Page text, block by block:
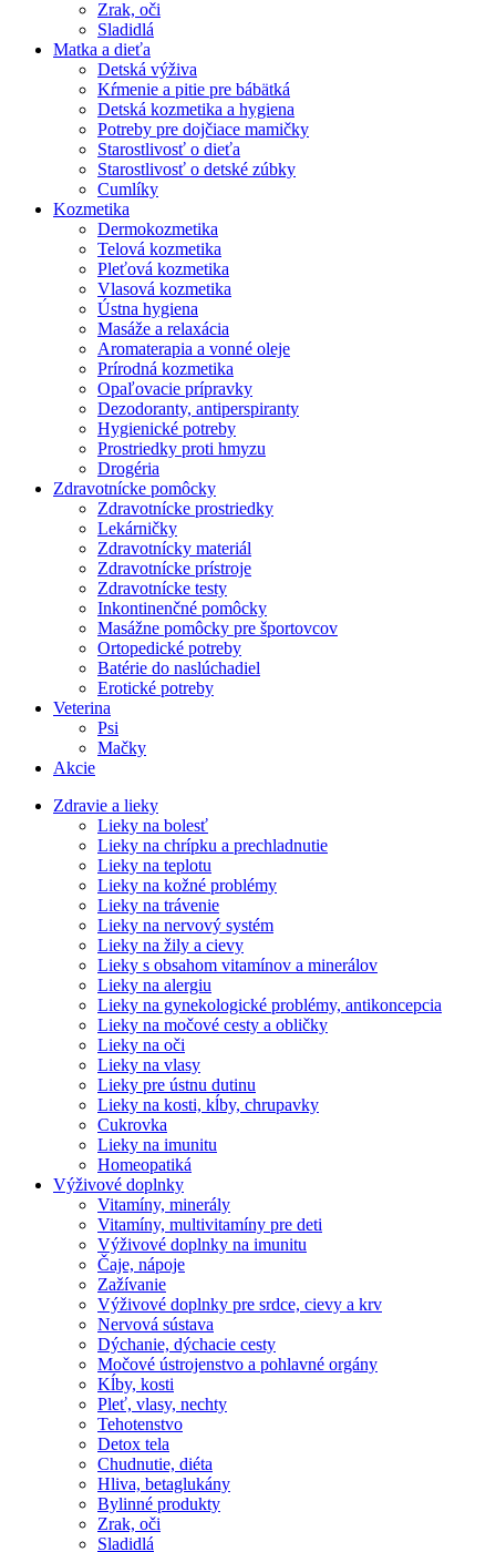
Zrak, oči
Sladidlá
Matka a dieťa
Detská výživa
Kŕmenie a pitie pre bábätká
Detská kozmetika a hygiena
Potreby pre dojčiace mamičky
Starostlivosť o dieťa
Starostlivosť o detské zúbky
Cumlíky
Kozmetika
Dermokozmetika
Telová kozmetika
Pleťová kozmetika
Vlasová kozmetika
Ústna hygiena
Masáže a relaxácia
Aromaterapia a vonné oleje
Prírodná kozmetika
Opaľovacie prípravky
Dezodoranty, antiperspiranty
Hygienické potreby
Prostriedky proti hmyzu
Drogéria
Zdravotnícke pomôcky
Zdravotnícke prostriedky
Lekárničky
Zdravotnícky materiál
Zdravotnícke prístroje
Zdravotnícke testy
Inkontinenčné pomôcky
Masážne pomôcky pre športovcov
Ortopedické potreby
Batérie do naslúchadiel
Erotické potreby
Veterina
Psi
Mačky
Akcie
Zdravie a lieky
Lieky na bolesť
Lieky na chrípku a prechladnutie
Lieky na teplotu
Lieky na kožné problémy
Lieky na trávenie
Lieky na nervový systém
Lieky na žily a cievy
Lieky s obsahom vitamínov a minerálov
Lieky na alergiu
Lieky na gynekologické problémy, antikoncepcia
Lieky na močové cesty a obličky
Lieky na oči
Lieky na vlasy
Lieky pre ústnu dutinu
Lieky na kosti, kĺby, chrupavky
Cukrovka
Lieky na imunitu
Homeopatiká
Výživové doplnky
Vitamíny, minerály
Vitamíny, multivitamíny pre deti
Výživové doplnky na imunitu
Čaje, nápoje
Zažívanie
Výživové doplnky pre srdce, cievy a krv
Nervová sústava
Dýchanie, dýchacie cesty
Močové ústrojenstvo a pohlavné orgány
Kĺby, kosti
Pleť, vlasy, nechty
Tehotenstvo
Detox tela
Chudnutie, diéta
Hliva, betaglukány
Bylinné produkty
Zrak, oči
Sladidlá